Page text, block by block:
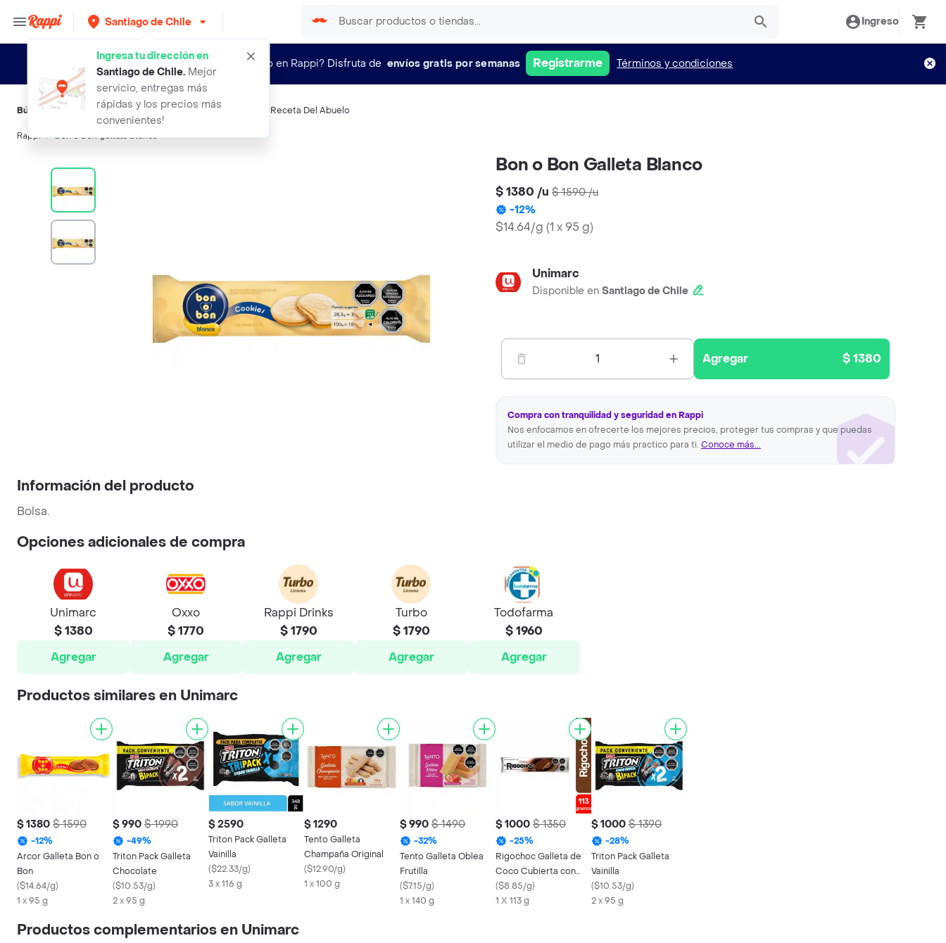
Santiago de Chile
Ingresa tu dirección en
Santiago de Chile. Mejor
servicio, entregas más
rápidas y los precios más
convenientes!
Ingreso
¿Nuevo en Rappi? Disfruta de envíos gratis por semanas Registrarme Términos y condiciones
Búsquedas relacionadas:Galletas ,Bon O Bon ,Arcor Receta Del Abuelo
Rappi bon o bon galleta blanco
Bon o Bon Galleta Blanco
$ 1380 /u $ 1590/u
-12%
$14.64/g (1 x 95 g)
Unimarc
Disponible en Santiago de Chile
1 Agregar $ 1380
Compra con tranquilidad y seguridad en Rappi
Nos enfocamos en ofrecerte los mejores precios, proteger tus compras y que puedas
utilizar el medio de pago más practico para ti. Conoce más...
Información del producto
Bolsa.
Opciones adicionales de compra
Unimarc
$ 1380
Agregar
Oxxo
$ 1770
Agregar
Rappi Drinks
$ 1790
Agregar
Turbo
$ 1790
Agregar
Todofarma
$ 1960
Agregar
Productos similares en Unimarc
$ 1380 $ 1590
-12%
Arcor Galleta Bon o
Bon
($14.64/g)
1 x 95 g
$ 990 $ 1990
-49%
Triton Pack Galleta
Chocolate
($10.53/g)
2 x 95 g
$ 2590
Triton Pack Galleta
Vainilla
($22.33/g)
3 x 116 g
$ 1290
Tento Galleta
Champaña Original
($12.90/g)
1 x 100 g
$ 990 $ 1490
-32%
Tento Galleta Oblea
Frutilla
($7.15/g)
1 x 140 g
$ 1000 $ 1350
-25%
Rigochoc Galleta de
Coco Cubierta con
Chocolate Clásico
($8.85/g)
1 X 113 g
$ 1000 $ 1390
-28%
Triton Pack Galleta
Vainilla
($10.53/g)
2 x 95 g
Productos complementarios en Unimarc